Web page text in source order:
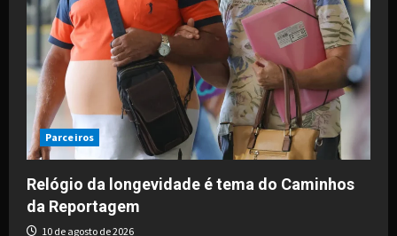
Parceiros
Relógio da longevidade é tema do Caminhos
da Reportagem
10 de agosto de 2026